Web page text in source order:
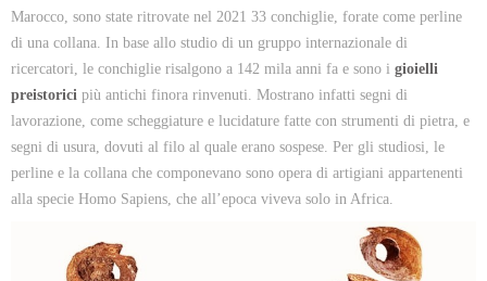
Marocco, sono state ritrovate nel 2021 33 conchiglie, forate come perline
di una collana. In base allo studio di un gruppo internazionale di
ricercatori, le conchiglie risalgono a 142 mila anni fa e sono i gioielli
preistorici più antichi finora rinvenuti. Mostrano infatti segni di
lavorazione, come scheggiature e lucidature fatte con strumenti di pietra, e
segni di usura, dovuti al filo al quale erano sospese. Per gli studiosi, le
perline e la collana che componevano sono opera di artigiani appartenenti
alla specie Homo Sapiens, che all’epoca viveva solo in Africa.